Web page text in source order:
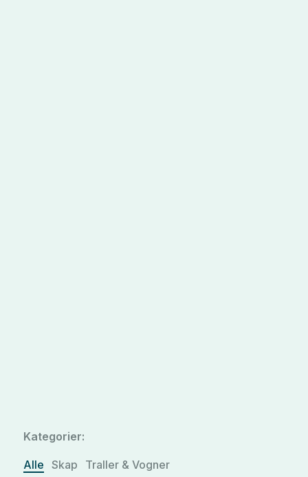
Kategorier:
Alle Skap
Traller & Vogner